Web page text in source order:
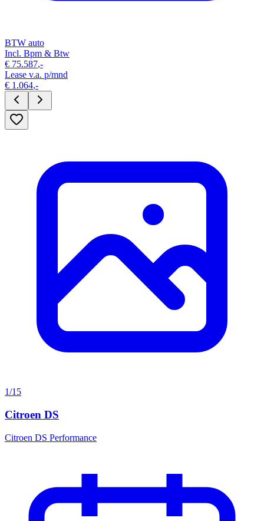
BTW auto
Incl. Bpm & Btw
€ 75.587,-
Lease v.a. p/mnd
€ 1.064,-
1/15
Citroen DS
Citroen DS Performance